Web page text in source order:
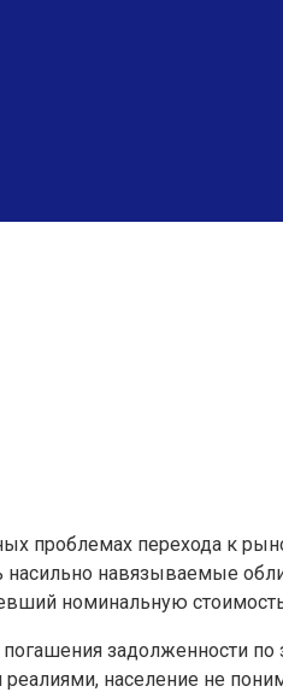
проблемах перехода к
навязываемые
номинальную
задолженности по
население не